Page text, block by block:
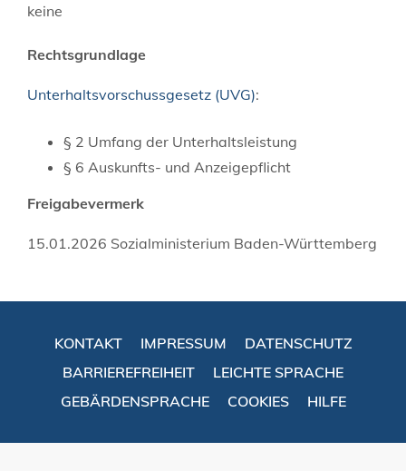
keine
Rechtsgrundlage
Unterhaltsvorschussgesetz (UVG):
§ 2 Umfang der Unterhaltsleistung
§ 6 Auskunfts- und Anzeigepflicht
Freigabevermerk
15.01.2026 Sozialministerium Baden-Württemberg
KONTAKT IMPRESSUM
DATENSCHUTZ
BARRIEREFREIHEIT
LEICHTE SPRACHE
GEBÄRDENSPRACHE
COOKIES HILFE